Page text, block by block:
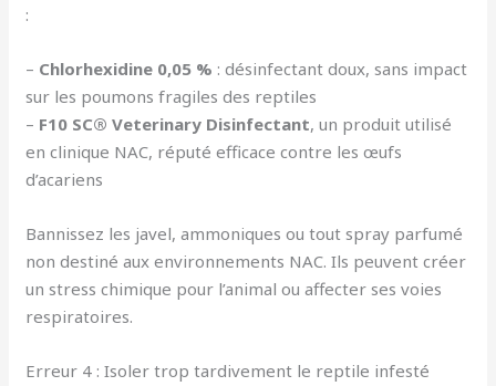
:
– Chlorhexidine 0,05 % : désinfectant doux, sans impact
sur les poumons fragiles des reptiles
– F10 SC® Veterinary Disinfectant, un produit utilisé
en clinique NAC, réputé efficace contre les œufs
d’acariens
Bannissez les javel, ammoniques ou tout spray parfumé
non destiné aux environnements NAC. Ils peuvent créer
un stress chimique pour l’animal ou affecter ses voies
respiratoires.
Erreur 4 : Isoler trop tardivement le reptile infesté